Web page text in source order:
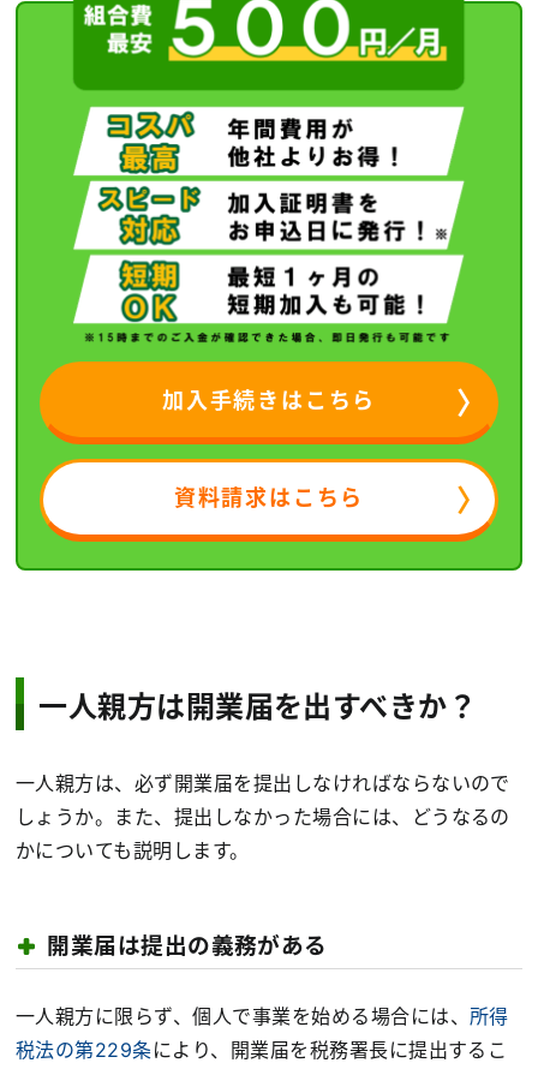
加入手続きはこちら
資料請求はこちら
一人親方は開業届を出すべきか？
一人親方は、必ず開業届を提出しなければならないので
しょうか。また、提出しなかった場合には、どうなるの
かについても説明します。
開業届は提出の義務がある
一人親方に限らず、個人で事業を始める場合には、 所得
税法の第229条により、開業届を税務署長に提出するこ